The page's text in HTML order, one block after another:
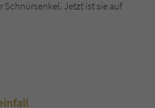
Schnürsenkel. Jetzt ist sie auf